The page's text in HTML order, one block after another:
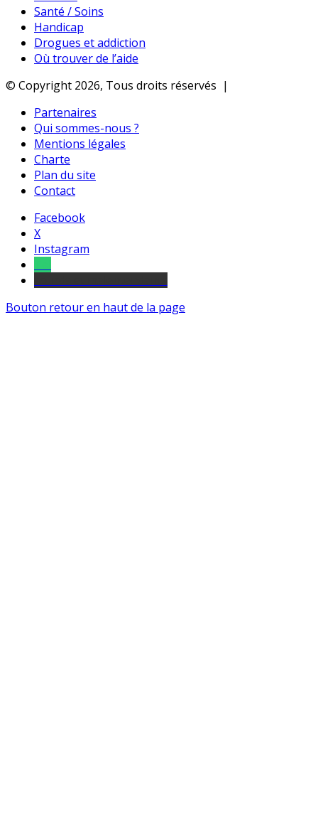
Santé / Soins
Handicap
Drogues et addiction
Où trouver de l’aide
© Copyright 2026, Tous droits réservés |
Partenaires
Qui sommes-nous ?
Mentions légales
Charte
Plan du site
Contact
Facebook
X
Instagram
Bouton retour en haut de la page